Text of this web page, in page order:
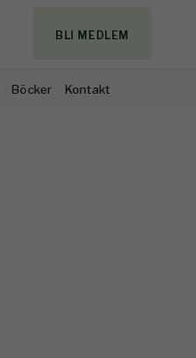
BLI MEDLEM
Böcker Kontakt